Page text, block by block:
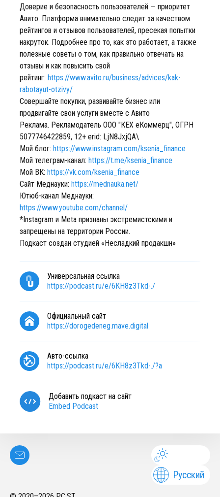
Доверие и безопасность пользователей — приоритет
Авито. Платформа внимательно следит за качеством
рейтингов и отзывов пользователей, пресекая попытки
накруток. Подробнее про то, как это работает, а также
полезные советы о том, как правильно отвечать на
отзывы и как повысить свой
рейтинг: https://www.avito.ru/business/advices/kak-
rabotayut-otzivy/
Совершайте покупки, развивайте бизнес или
продвигайте свои услуги вместе с Авито
Реклама. Рекламодатель ООО "КЕХ еКоммерц", ОГРН
5077746422859, 12+ erid: LjN8JxjQA\
Мой блог: https://www.instagram.com/ksenia_finance
Мой телеграм-канал: https://t.me/ksenia_finance
Мой ВК: https://vk.com/ksenia_finance
Сайт Меднауки: https://mednauka.net/
Ютюб-канал Меднауки:
https://www.youtube.com/channel/
*Instagram и Meta признаны экстремистскими и
запрещены на территории России.
Подкаст создан студией «Несладкий продакшн»
Универсальная ссылка
https://podcast.ru/e/6KH8z3Tkd-./
Официальный сайт
https://dorogedeneg.mave.digital
Авто-ссылка
https://podcast.ru/e/6KH8z3Tkd-./?a
Добавить подкаст на сайт
Embed Podcast
Русский